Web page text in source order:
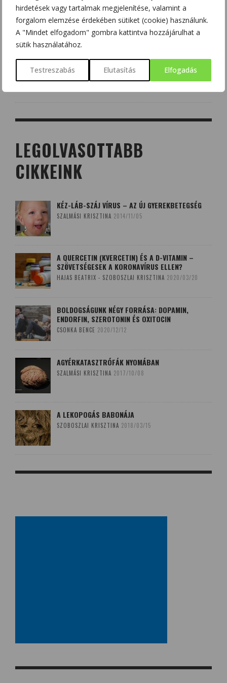
hirdetések vagy tartalmak megjelenítése, valamint a
forgalom elemzése érdekében sütiket (cookie) használunk.
A "Mindet elfogadom" gombra kattintva hozzájárulhat a
sütik használatához.
Testreszabás Elutasítás Elfogadás
SZÖVEGES FELADATOK ÉS MEGOLDÁSOK
TUDOMÁNYPLÁZA 2019/04/09
EGYENLETEK – FELADATOK ÉS MEGOLDÁSOK
TUDOMÁNYPLÁZA 2017/05/05
LEGOLVASOTTABB
CIKKEINK
KÉZ-LÁB-SZÁJ VÍRUS – AZ ÚJ GYEREKBETEGSÉG
SZALMÁSI KRISZTINA 2014/11/05
A QUERCETIN (KVERCETIN) ÉS A D-VITAMIN –
SZÖVETSÉGESEK A KORONAVÍRUS ELLEN?
HAJAS BEATRIX - SZOBOSZLAI KRISZTINA 2020/03/20
BOLDOGSÁGUNK NÉGY FORRÁSA: DOPAMIN,
ENDORFIN, SZEROTONIN ÉS OXITOCIN
CSONKA BENCE 2020/12/12
AGYÉRKATASZTRÓFÁK NYOMÁBAN
SZALMÁSI KRISZTINA 2017/10/08
A LEKOPOGÁS BABONÁJA
SZOBOSZLAI KRISZTINA 2018/03/15